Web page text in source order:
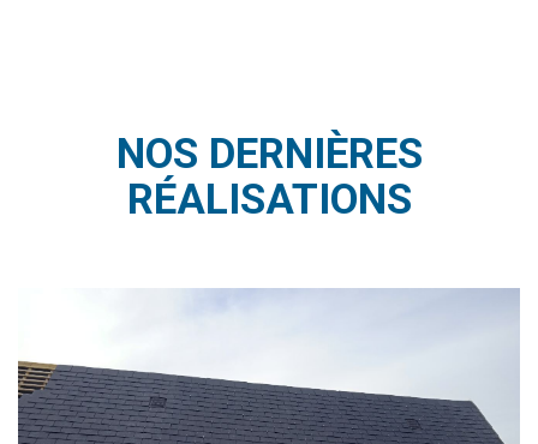
NOS DERNIÈRES
RÉALISATIONS